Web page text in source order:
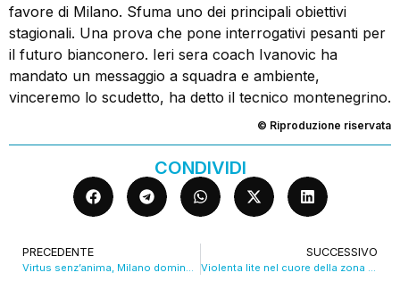
favore di Milano. Sfuma uno dei principali obiettivi
stagionali. Una prova che pone interrogativi pesanti per
il futuro bianconero. Ieri sera coach Ivanovic ha
mandato un messaggio a squadra e ambiente,
vinceremo lo scudetto, ha detto il tecnico montenegrino.
© Riproduzione riservata
CONDIVIDI
PRECEDENTE
Virtus senz’anima, Milano domina e la coppa è già finita. VIDEO
SUCCESSIVO
Violenta lite nel cuore della zona universitaria di Bologna